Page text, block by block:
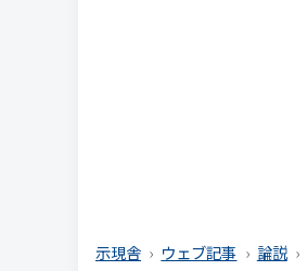
示現舎 ウェブ記事 論説